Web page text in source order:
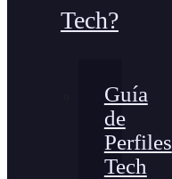
Tech?
Guía
de
Perfiles
Tech